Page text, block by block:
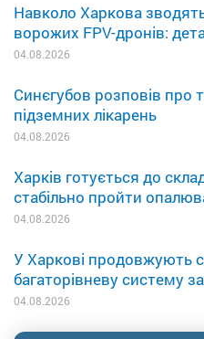
Навколо Харкова
ворожих FPV-дронів:
04.08.2026
Синєгубов розповів про
підземних лікарень
04.08.2026
Харків готується до
стабільно пройти
04.08.2026
У Харкові продовжують
багаторівневу систему
04.08.2026